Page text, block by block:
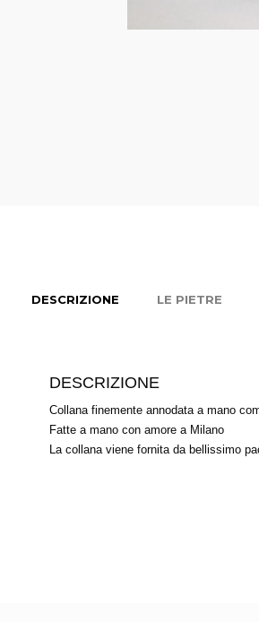
DESCRIZIONE LE PIETRE
DESCRIZIONE
Collana finemente annodata a mano
Fatte a mano con amore a Milano
La collana viene fornita da bellissimo